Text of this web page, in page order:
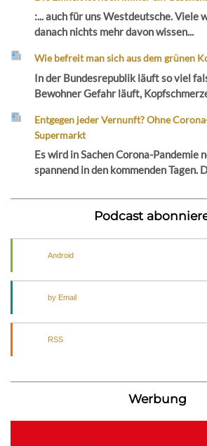
:... auch für uns Westdeutsche. Viele
danach nichts mehr davon wissen...
Wie befreit man sich aus dem grünen
In der Bundesrepublik läuft so viel
Bewohner Gefahr läuft,
Entgegen jeder Vernunft? Ohne
Supermarkt
Es wird in Sachen Corona-Pandemie
spannend in den kommenden Tagen.
Podcast
Android
by Email
RSS
Werbung